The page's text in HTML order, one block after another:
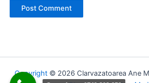
Copyright© 2026 Clarvazatoarea Ane